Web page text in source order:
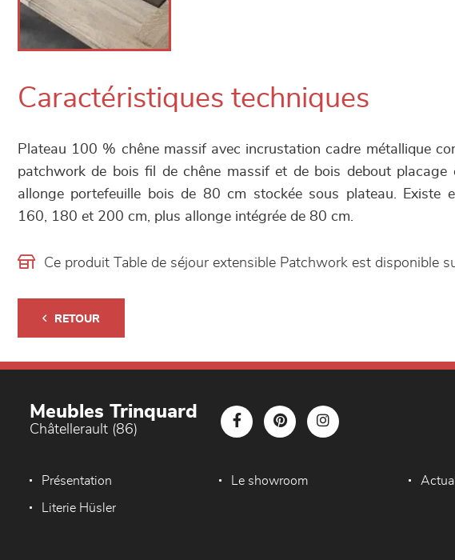
Caractéristiques techniques
Plateau 100 % chêne massif avec incrustation cadre métallique
patchwork de bois fil de chêne massif et de bois debout placage
allonge portefeuille bois de 80 cm stockée sous plateau. Existe
160, 180 et 200 cm, plus allonge intégrée de 80 cm.
Ce produit Table de séjour extensible Patchwork est disponible
RETOUR
Meubles Trinquard
Châtellerault (86)
Présentation Le showroom
Literie Hüsler